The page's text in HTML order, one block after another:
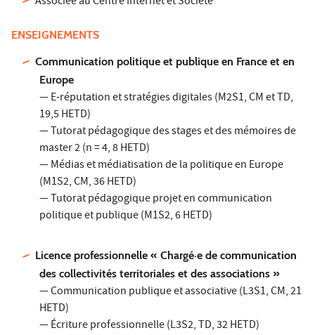
ENSEIGNEMENTS
Communication politique et publique en France et en
Europe
— E-réputation et stratégies digitales (M2S1, CM et TD,
19,5 HETD)
— Tutorat pédagogique des stages et des mémoires de
master 2 (n = 4, 8 HETD)
— Médias et médiatisation de la politique en Europe
(M1S2, CM, 36 HETD)
— Tutorat pédagogique projet en communication
politique et publique (M1S2, 6 HETD)
Licence professionnelle « Chargé·e de communication
des collectivités territoriales et des associations »
— Communication publique et associative (L3S1, CM, 21
HETD)
— Écriture professionnelle (L3S2, TD, 32 HETD)